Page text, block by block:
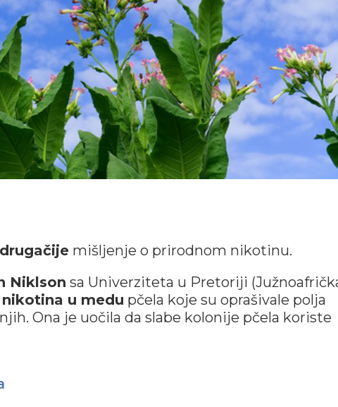
drugačije mišljenje o prirodnom nikotinu.
Niklson sa Univerziteta u Pretoriji
u medu pčela koje su oprašivale polja
Ona je uočila da slabe kolonije pčela koriste